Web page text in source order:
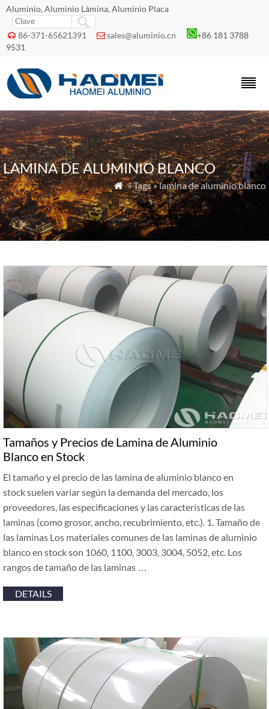
Aluminio, Aluminio Lámina, Aluminio Placa
 86-371-65621391  sales@aluminio.cn
+86 181 3788
9531
LAMINA DE ALUMINIO BLANCO
 » Tags » lamina de aluminio blanco
Tamaños y Precios de Lamina de Aluminio
Blanco en Stock
El tamaño y el precio de las lamina de aluminio blanco en
stock suelen variar según la demanda del mercado, los
proveedores, las especificaciones y las características de las
laminas (como grosor, ancho, recubrimiento, etc.). 1. Tamaño de
las laminas Los materiales comunes de las laminas de aluminio
blanco en stock son 1060, 1100, 3003, 3004, 5052, etc. Los
rangos de tamaño de las laminas …
DETAILS